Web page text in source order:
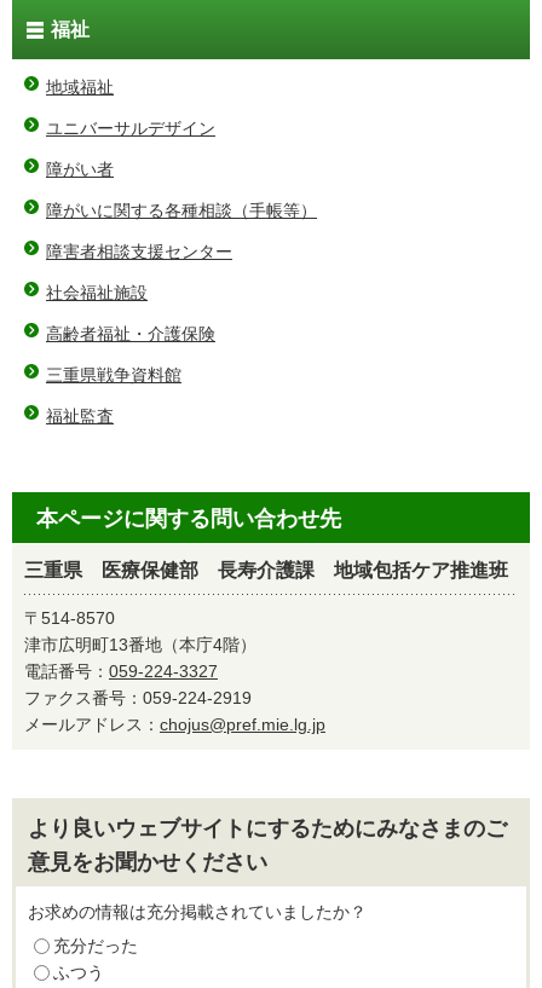
福祉
地域福祉
ユニバーサルデザイン
障がい者
障がいに関する各種相談（手帳等）
障害者相談支援センター
社会福祉施設
高齢者福祉・介護保険
三重県戦争資料館
福祉監査
本ページに関する問い合わせ先
三重県 医療保健部 長寿介護課 地域包括ケア推進班
〒514-8570
津市広明町13番地（本庁4階）
電話番号： 059-224-3327
ファクス番号：059-224-2919
メールアドレス： chojus@pref.mie.lg.jp
より良いウェブサイトにするためにみなさまのご
意見をお聞かせください
お求めの情報は充分掲載されていましたか？
充分だった
ふつう